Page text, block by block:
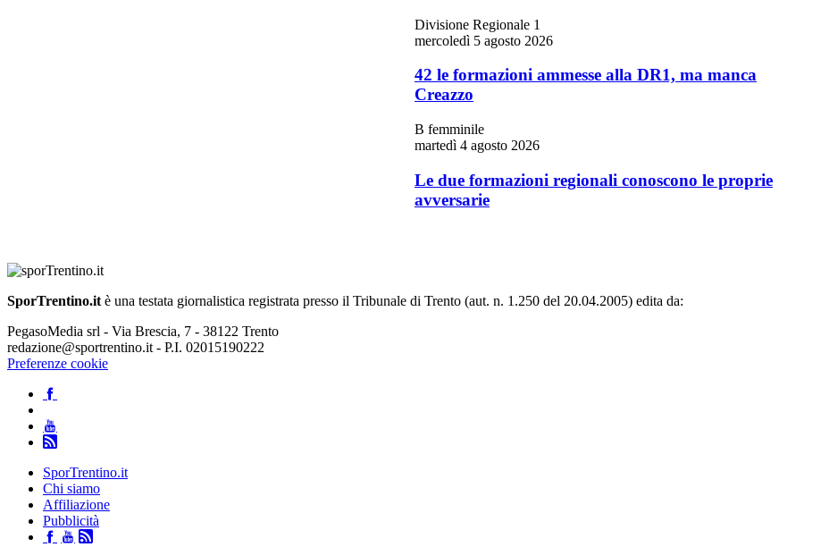
Divisione Regionale 1
mercoledì 5 agosto 2026
42 le formazioni ammesse alla DR1, ma manca
Creazzo
B femminile
martedì 4 agosto 2026
Le due formazioni regionali conoscono le proprie
avversarie
SporTrentino.it è una testata giornalistica registrata presso il Tribunale di Trento (aut. n. 1.250 del 20.04.2005) edita da:
PegasoMedia srl - Via Brescia, 7 - 38122 Trento
redazione@sportrentino.it - P.I. 02015190222
Preferenze cookie
SporTrentino.it
Chi siamo
Affiliazione
Pubblicità